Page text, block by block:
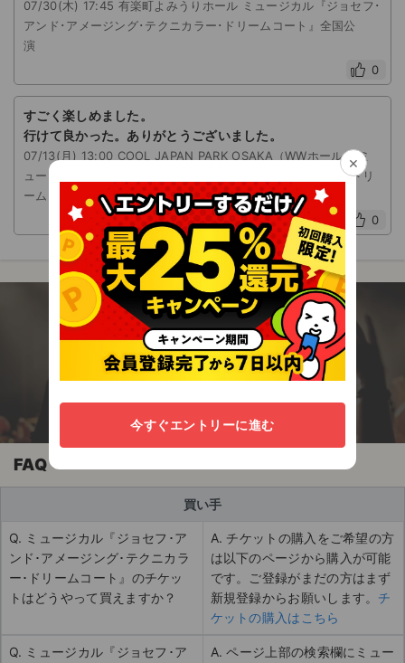
07/30(木) 17:45 有楽町よみうりホール ミュージカル『ジョセフ･
アンド･アメージング･テクニカラー･ドリームコート』全国公
演
0
すごく楽しめました。
行けて良かった。ありがとうございました。
07/13(月) 13:00 COOL JAPAN PARK OSAKA（WWホール） ミ
ュージカル『ジョセフ･アンド･アメージング･テクニカラー･ドリ
ームコート』全国公演
0
今すぐアプリを無料でダウンロード！
エンタメに関わる全ての人のための安心チケッ
ト売買アプリ
FAQ
買い手
Q. ミュージカル『ジョセフ･ア
ンド･アメージング･テクニカラ
ー･ドリームコート』のチケッ
トはどうやって買えますか？
A. チケットの購入をご希望の方
は以下のページから購入が可能
です。ご登録がまだの方はまず
新規登録からお願いします。 チ
ケットの購入はこちら
Q. ミュージカル『ジョセフ･ア
A. ページ上部の検索欄にミュー
×
今すぐエントリーに進む